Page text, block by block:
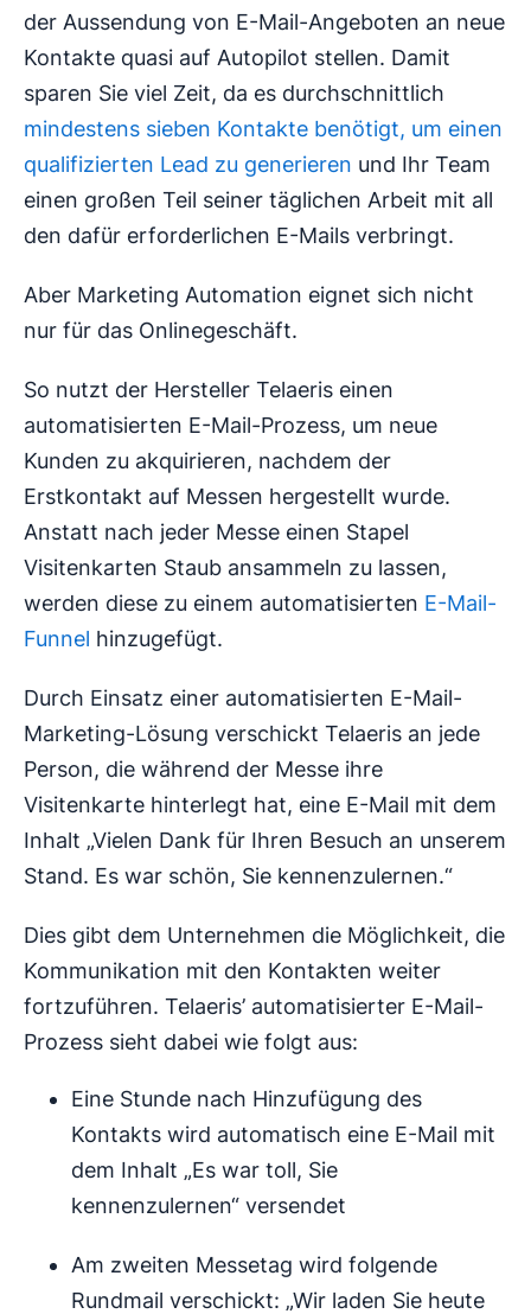
der Aussendung von E-Mail-Angeboten an neue
Kontakte quasi auf Autopilot stellen. Damit
sparen Sie viel Zeit, da es durchschnittlich
mindestens sieben Kontakte benötigt, um einen
qualifizierten Lead zu generieren und Ihr Team
einen großen Teil seiner täglichen Arbeit mit all
den dafür erforderlichen E-Mails verbringt.
Aber Marketing Automation eignet sich nicht
nur für das Onlinegeschäft.
So nutzt der Hersteller Telaeris einen
automatisierten E-Mail-Prozess, um neue
Kunden zu akquirieren, nachdem der
Erstkontakt auf Messen hergestellt wurde.
Anstatt nach jeder Messe einen Stapel
Visitenkarten Staub ansammeln zu lassen,
werden diese zu einem automatisierten E-Mail-
Funnel hinzugefügt.
Durch Einsatz einer automatisierten E-Mail-
Marketing-Lösung verschickt Telaeris an jede
Person, die während der Messe ihre
Visitenkarte hinterlegt hat, eine E-Mail mit dem
Inhalt „Vielen Dank für Ihren Besuch an unserem
Stand. Es war schön, Sie kennenzulernen.“
Dies gibt dem Unternehmen die Möglichkeit, die
Kommunikation mit den Kontakten weiter
fortzuführen. Telaeris’ automatisierter E-Mail-
Prozess sieht dabei wie folgt aus:
Eine Stunde nach Hinzufügung des
Kontakts wird automatisch eine E-Mail mit
dem Inhalt „Es war toll, Sie
kennenzulernen“ versendet
Am zweiten Messetag wird folgende
Rundmail verschickt: „Wir laden Sie heute